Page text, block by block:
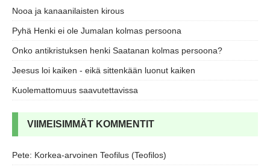
Nooa ja kanaanilaisten kirous
Pyhä Henki ei ole Jumalan kolmas persoona
Onko antikristuksen henki Saatanan kolmas persoona?
Jeesus loi kaiken - eikä sittenkään luonut kaiken
Kuolemattomuus saavutettavissa
VIIMEISIMMÄT KOMMENTIT
Pete: Korkea-arvoinen Teofilus (Teofilos)